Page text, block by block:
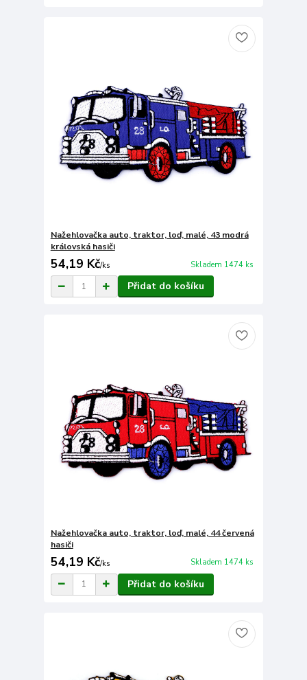
Nažehlovačka auto, traktor, loď, malé, 43 modrá
královská hasiči
54,19 Kč/ks Skladem 1474 ks
Přidat do košíku
Nažehlovačka auto, traktor, loď, malé, 44 červená
hasiči
54,19 Kč/ks Skladem 1474 ks
Přidat do košíku